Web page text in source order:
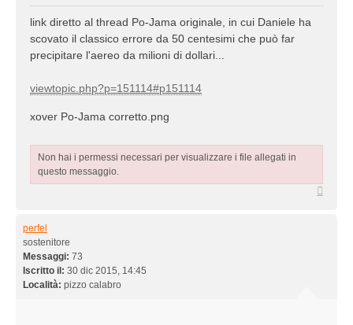
link diretto al thread Po-Jama originale, in cui Daniele ha
scovato il classico errore da 50 centesimi che può far
precipitare l'aereo da milioni di dollari...
viewtopic.php?p=151114#p151114
xover Po-Jama corretto.png
Non hai i permessi necessari per visualizzare i file allegati in
questo messaggio.
Top
perfel
sostenitore
Messaggi: 73
Iscritto il: 30 dic 2015, 14:45
Località: pizzo calabro